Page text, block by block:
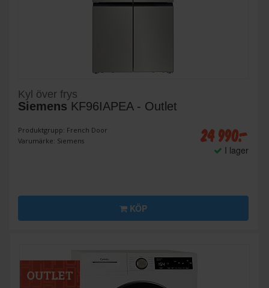
Kyl över frys
Siemens KF96IAPEA - Outlet
Produktgrupp: French Door
Varumärke: Siemens
24 990:-
I lager
KÖP